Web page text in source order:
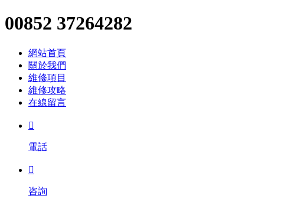
00852 37264282
網站首頁
關於我們
維修項目
維修攻略
在線留言

電話

咨詢